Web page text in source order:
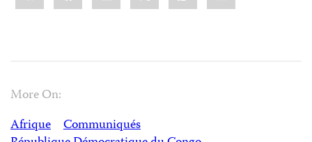
More On:
Afrique
Communiqués